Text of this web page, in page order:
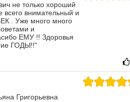
не только хороший
всего внимательный и
. Уже много много
и
ЕМУ !! Здоровья
ГОДЫ!!"
Григорьевна